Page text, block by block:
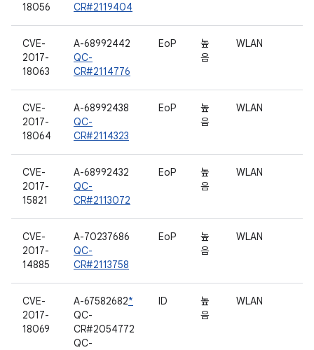
18056
CR#2119404
CVE-
2017-
18063
A-68992442
QC-
CR#2114776
EoP
높
음
WLAN
CVE-
2017-
18064
A-68992438
QC-
CR#2114323
EoP
높
음
WLAN
CVE-
2017-
15821
A-68992432
QC-
CR#2113072
EoP
높
음
WLAN
CVE-
2017-
14885
A-70237686
QC-
CR#2113758
EoP
높
음
WLAN
CVE-
2017-
18069
A-67582682*
QC-
CR#2054772
QC-
ID
높
음
WLAN